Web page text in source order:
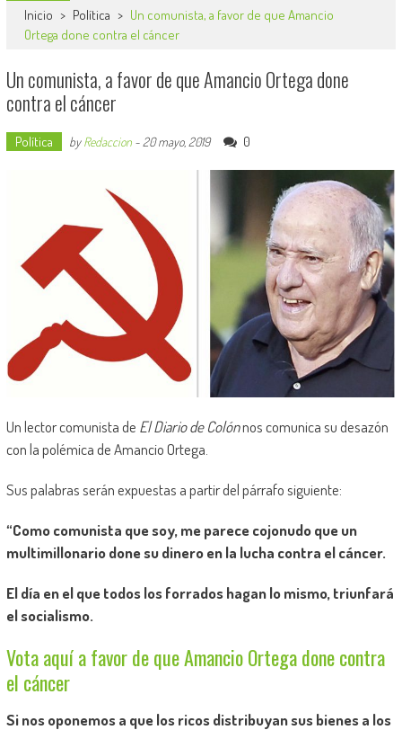
Inicio > Política > Un comunista, a favor de que Amancio
Ortega done contra el cáncer
Un comunista, a favor de que Amancio Ortega done
contra el cáncer
Política byRedaccion- 20 mayo, 2019 0
Un lector comunista de El Diario de Colónnos comunica su desazón
con la polémica de Amancio Ortega.
Sus palabras serán expuestas a partir del párrafo siguiente:
“Como comunista que soy, me parece cojonudo que un
multimillonario done su dinero en la lucha contra el cáncer.
El día en el que todos los forrados hagan lo mismo, triunfará
el socialismo.
Vota aquí a favor de que Amancio Ortega done contra
el cáncer
Si nos oponemos a que los ricos distribuyan sus bienes a los